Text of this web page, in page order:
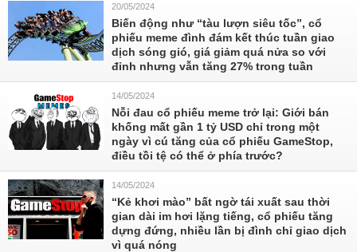
20/05/2024
Biến động như “tàu lượn siêu tốc”, cổ
phiếu meme đình đám kết thúc tuần giao
dịch sóng gió, giá giảm quá nửa so với
đỉnh nhưng vẫn tăng 27% trong tuần
14/05/2024
Nỗi đau cổ phiếu meme trở lại: Giới bán
khống mất gần 1 tỷ USD chỉ trong một
ngày vì cú tăng của cổ phiếu GameStop,
điều tồi tệ có thể ở phía trước?
14/05/2024
“Kẻ khơi mào” bất ngờ tái xuất sau thời
gian dài im hơi lặng tiếng, cổ phiếu tăng
dựng đứng, nhiều lần bị đình chỉ giao dịch
vì quá nóng